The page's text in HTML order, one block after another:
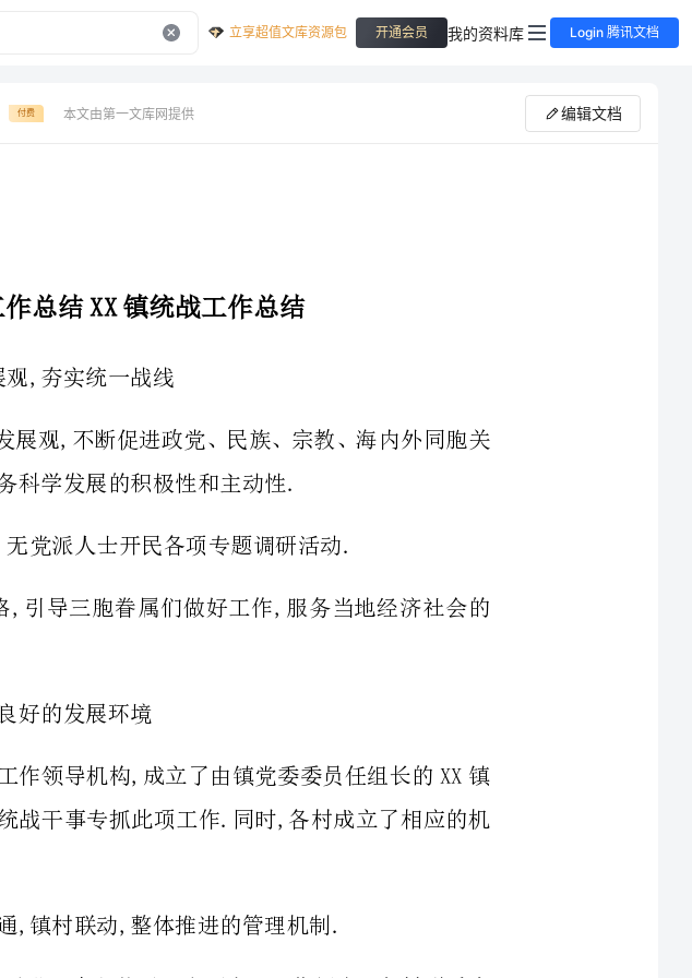
立享超值文库资源包 开通会员 我的资料库 Login 腾讯文档
付费 本文由第一文库网提供 编辑文档
团结政策宣传日活动等；加强法制教育.镇党委、政府经常组织广大少数民族群
系和谐,不断增强统一战线服务科学发展的积极性和主动性.
2.积极支持、配合党派、无党派人士开民各项专题调研活动.
3.加强对三胞眷属的联络,引导三胞眷属们做好工作,服务当地经济社会的
1、我们建立健全了统战工作领导机构,成立了由镇党委委员任组长的XX镇
形成了层层负责,上下沟通,镇村联动,整体推进的管理机制.
2.镇党委、政府、人大班子进一步完善了调查研究、工作例会、包村联系点